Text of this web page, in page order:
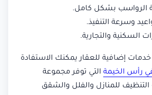
الرواسب بشكل كامل.
وسرعة التنفيذ.
السكنية والتجارية.
إضافية للعقار يمكنك الاستفادة
رأس الخيمة التي توفر مجموعة
للمنازل والفلل والشقق